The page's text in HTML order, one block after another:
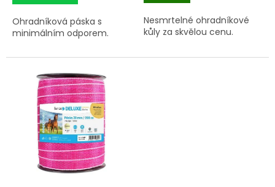
Ohradníková páska s
minimálním odporem.
Nesmrtelné ohradníkové
kůly za skvělou cenu.